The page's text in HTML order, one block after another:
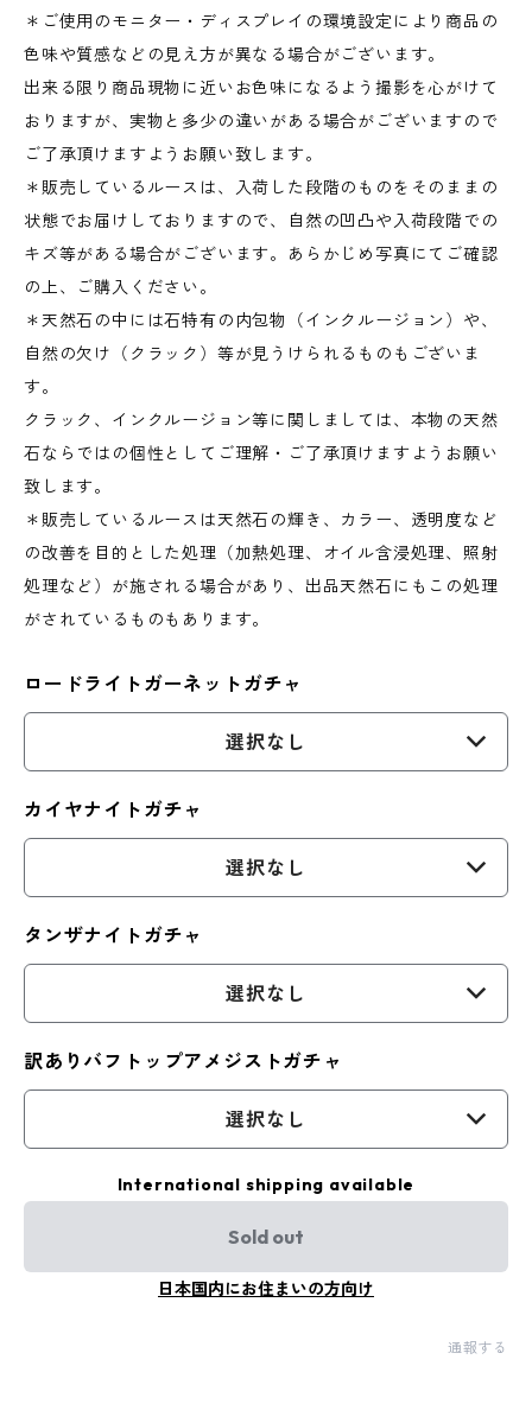
＊ご使用のモニター・ディスプレイの環境設定により商品の
色味や質感などの見え方が異なる場合がございます。
出来る限り商品現物に近いお色味になるよう撮影を心がけて
おりますが、実物と多少の違いがある場合がございますので
ご了承頂けますようお願い致します。
＊販売しているルースは、入荷した段階のものをそのままの
状態でお届けしておりますので、自然の凹凸や入荷段階での
キズ等がある場合がございます。あらかじめ写真にてご確認
の上、ご購入ください。
＊天然石の中には石特有の内包物（インクルージョン）や、
自然の欠け（クラック）等が見うけられるものもございま
す。
クラック、インクルージョン等に関しましては、本物の天然
石ならではの個性としてご理解・ご了承頂けますようお願い
致します。
＊販売しているルースは天然石の輝き、カラー、透明度など
の改善を目的とした処理（加熱処理、オイル含浸処理、照射
処理など）が施される場合があり、出品天然石にもこの処理
がされているものもあります。
ロードライトガーネットガチャ
選択なし
カイヤナイトガチャ
選択なし
タンザナイトガチャ
選択なし
訳ありバフトップアメジストガチャ
選択なし
International shipping available
Sold out
日本国内にお住まいの方向け
通報する